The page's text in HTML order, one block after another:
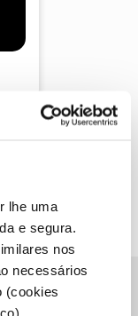
lhe uma
e segura.
nos
necessários
(cookies